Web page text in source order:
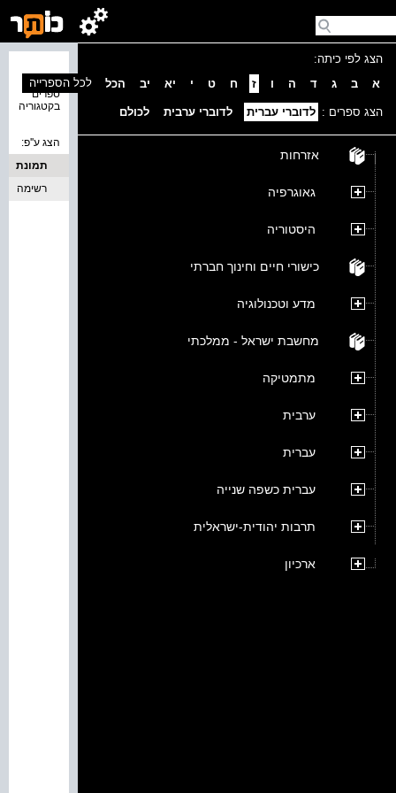
הצג לפי כיתה:
א
ב ג ד ה ו ז ח ט י יא יב הכל
הצג ספרים : לדוברי עברית לדוברי ערבית לכולם
אזרחות
גאוגרפיה
היסטוריה
כישורי חיים וחינוך חברתי
מדע וטכנולוגיה
מחשבת ישראל - ממלכתי
מתמטיקה
ערבית
עברית
עברית כשפה שנייה
תרבות יהודית-ישראלית
ארכיון
ספרים
בקטגוריה
לכל הספרייה
הצג ע''פ:
תמונת
כריכה
רשימה